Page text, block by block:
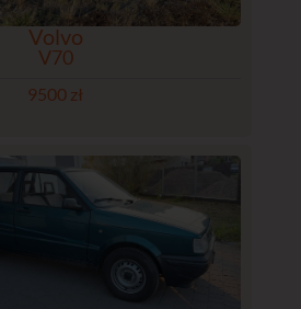
Volvo
V70
9500 zł